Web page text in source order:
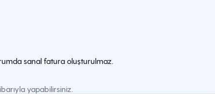
sanal fatura oluşturulmaz.
yapabilirsiniz.